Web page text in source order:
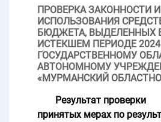
ПРОВЕРКА ЗАКОННОСТИ
ИСПОЛЬЗОВАНИЯ
БЮДЖЕТА, ВЫДЕЛЕННЫХ
ИСТЕКШЕМ ПЕРИОДЕ
ГОСУДАРСТВЕННОМУ
АВТОНОМНОМУ
«МУРМАНСКИЙ
Результат проверки
принятых мерах по